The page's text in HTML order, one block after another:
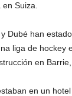
Suiza.
Dubé han
liga de hockey
en Barrie,
en un